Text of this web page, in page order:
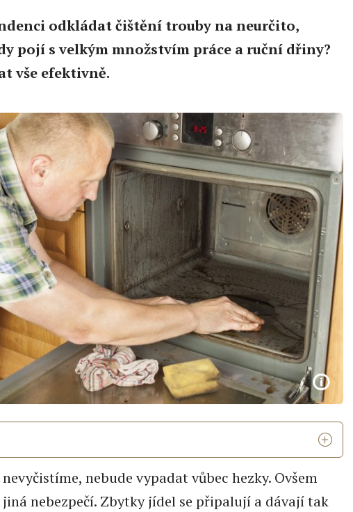
odkládat čištění trouby na neurčito,
pojí s velkým množstvím práce a ruční dřiny?
vše efektivně.
nebude vypadat vůbec hezky. Ovšem
jiná nebezpečí. Zbytky jídel se připalují a dávají tak